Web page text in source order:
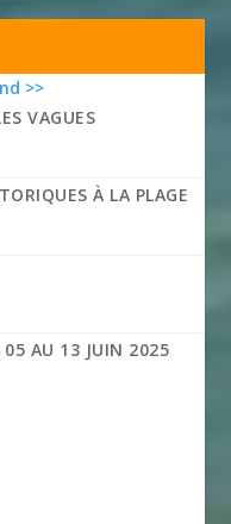
>>
VAGUES
À LA PLAGE
05 AU 13 JUIN 2025